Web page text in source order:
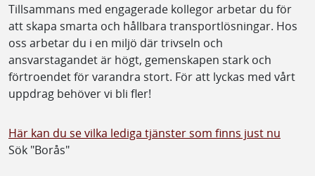
Tillsammans med engagerade kollegor arbetar du för
att skapa smarta och hållbara transportlösningar. Hos
oss arbetar du i en miljö där trivseln och
ansvarstagandet är högt, gemenskapen stark och
förtroendet för varandra stort. För att lyckas med vårt
uppdrag behöver vi bli fler!
Här kan du se vilka lediga tjänster som finns just nu
Sök "Borås"